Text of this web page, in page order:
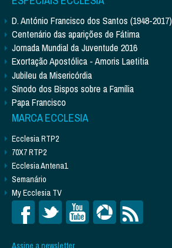
D. António Francisco dos Santos (1948-2017)
Centenário das aparições de Fátima
Jornada Mundial da Juventude 2016
Exortação Apostólica - Amoris Laetitia
Jubileu da Misericórdia
Sínodo dos Bispos sobre a Família
Papa Francisco
MARCA ECCLESIA
Ecclesia RTP2
70X7 RTP2
Ecclesia Antena1
Semanário
My Ecclesia TV
Assine a newsletter